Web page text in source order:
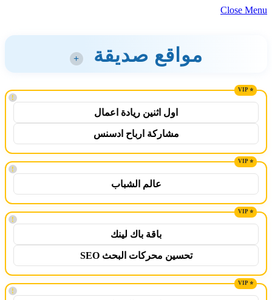
Close Menu
مواقع صديقة +
!
اول اثنين ريادة اعمال
مشاركة ارباح ادسنس
!
عالم الشباب
!
باقة باك لينك
تحسين محركات البحث SEO
!